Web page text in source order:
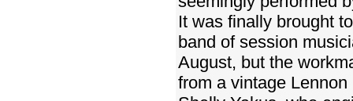
It was finally brought
band of session
August, but the
from a vintage Lennon